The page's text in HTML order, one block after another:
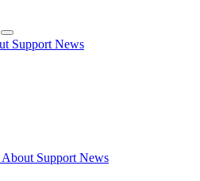
Support News
About Support News